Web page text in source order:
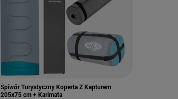
Śpiwór Turystyczny Koperta Z Kapturem
205x75 cm + Karimata